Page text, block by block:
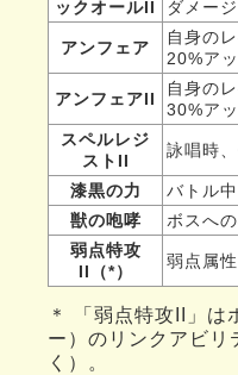
ックオールII
ダメー
アンフェア
自身の
20%ア
アンフェアII
自身の
30%ア
スペルレジ
ストII
詠唱時
漆黒の力
バトル
獣の咆哮
ボスへ
弱点特攻
II（*）
弱点属
＊ 「弱点特攻II」は
ー）のリンクアビリ
く）。